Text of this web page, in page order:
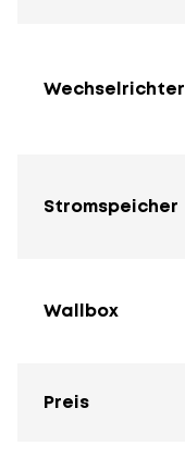
Wechselrichter
Stromspeicher
Wallbox
Preis